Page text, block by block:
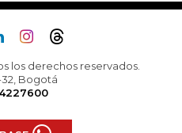
los derechos reservados.
32, Bogotá
4227600